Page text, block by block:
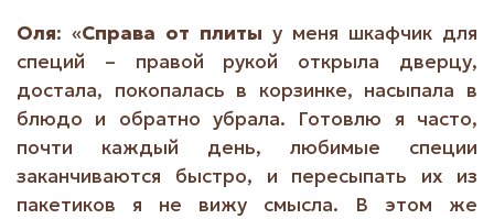
Оля: «Справа от плиты у меня шкафчик для
специй – правой рукой открыла дверцу,
достала, покопалась в корзинке, насыпала в
блюдо и обратно убрала. Готовлю я часто,
почти каждый день, любимые специи
заканчиваются быстро, и пересыпать их из
пакетиков я не вижу смысла. В этом же